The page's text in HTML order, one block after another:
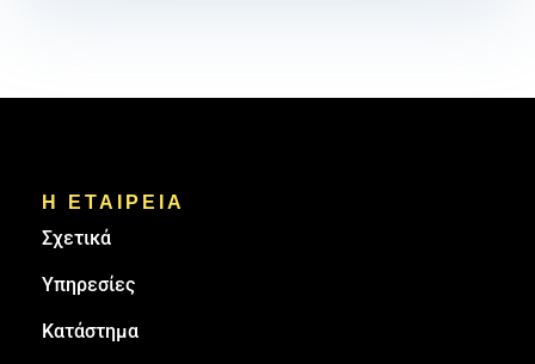
Η ΕΤΑΙΡΕΙΑ
Σχετικά
Υπηρεσίες
Κατάστημα